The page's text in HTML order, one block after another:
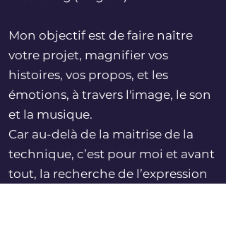
Mon objectif est de faire naître
votre projet, magnifier vos
histoires, vos propos, et les
émotions, à travers l'image, le son
et la musique.
Car au-delà de la maitrise de la
technique, c’est pour moi et avant
tout, la recherche de l’expression